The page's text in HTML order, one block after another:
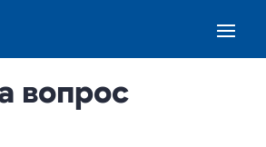
вопрос